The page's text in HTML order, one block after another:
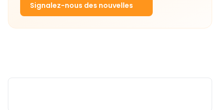
Signalez-nous des nouvelles